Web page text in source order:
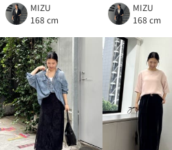
MIZU
168 cm
MIZU
168 cm